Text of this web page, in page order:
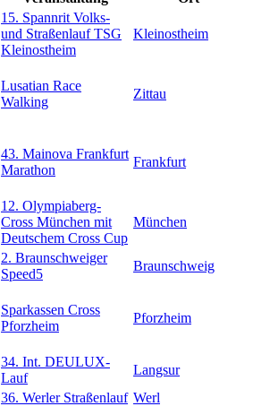
15. Spannrit Volks-
und Straßenlauf TSG
Kleinostheim
Kleinostheim
Lusatian Race
Walking
Zittau
43. Mainova Frankfurt
Marathon
Frankfurt
12. Olympiaberg-
Cross München mit
Deutschem Cross Cup
München
2. Braunschweiger
Speed5
Braunschweig
Sparkassen Cross
Pforzheim
Pforzheim
34. Int. DEULUX-
Lauf
Langsur
36. Werler Straßenlauf Werl